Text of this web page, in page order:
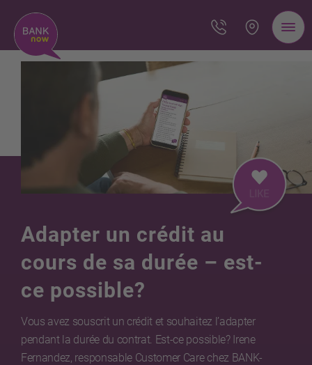
Adapter un crédit au
cours de sa durée – est-
ce possible?
Vous avez souscrit un crédit et souhaitez l’adapter
pendant la durée du contrat. Est-ce possible? Irene
Fernandez, responsable Customer Care chez BANK-